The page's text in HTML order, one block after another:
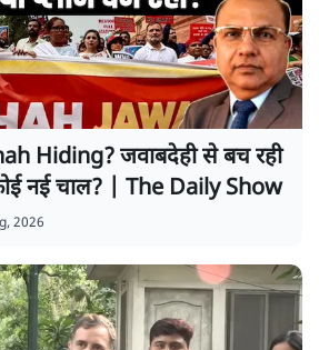
Hiding? जवाबदेही से बच रही
नई चाल? | The Daily Show
2026